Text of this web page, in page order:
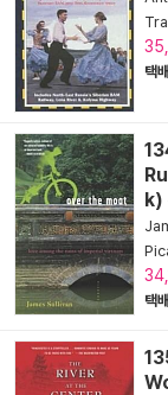
택배
k)
택배